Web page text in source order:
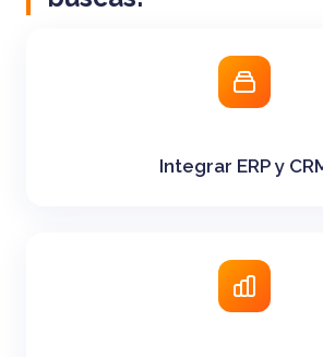
Integrar ERP y